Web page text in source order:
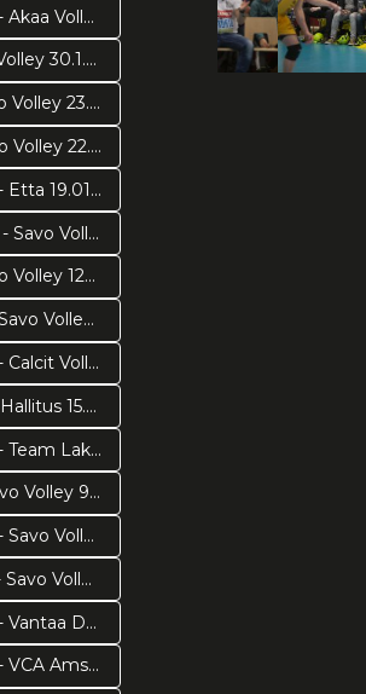
Savo Volley - Akaa Volley 2.2.2019
Etta - Savo Volley 30.1.2019
Ducks - Savo Volley 23.1.2019
Loimu - Savo Volley 22.1.2019
Savo Volley - Etta 19.01.2019
Calcit Volley - Savo Volley 16.1.2018
Tiikerit - Savo Volley 120119
Hurrikaani - Savo Volley 8.1.2019
Savo Volley - Calcit Volley 18.12.2018
Talkooväki - Hallitus 15.12.2018
Savo Volley - Team Lakkapää 15.12.2018
VaLePa - Savo Volley 9.12.2018
Akaa Volley - Savo Volley 8.12.2018
Amstetten - Savo Volley 4.12.2018
Savo Volley - Vantaa Ducks 1.12.2018
Savo Volley - VCA Amstetten 28.11.2018